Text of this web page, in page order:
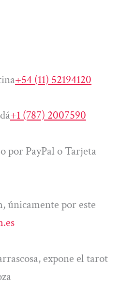
+54 (11) 52194120
+1 (787) 2007590
por PayPal o Tarjeta
únicamente por este
expone el tarot